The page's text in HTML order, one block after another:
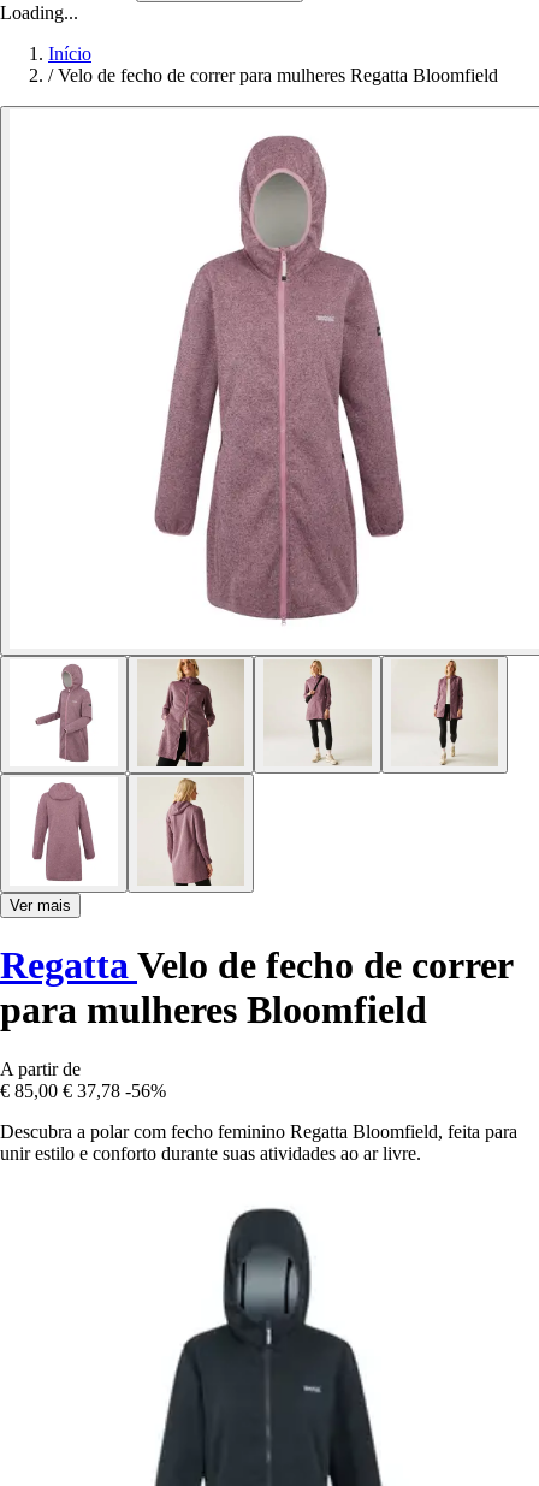
Loading...
Início
/ Velo de fecho de correr para mulheres Regatta Bloomfield
Ver mais
RegattaVelo de fecho de correr
para mulheres Bloomfield
A partir de
€ 85,00 € 37,78 -56%
Descubra a polar com fecho feminino Regatta Bloomfield, feita para
unir estilo e conforto durante suas atividades ao ar livre.